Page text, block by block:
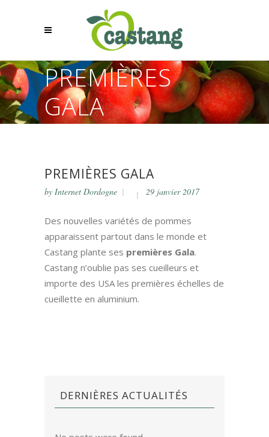
PREMIÈRES
GALA
PREMIÈRES GALA
by Internet Dordogne 29 janvier 2017
Des nouvelles variétés de pommes
apparaissent partout dans le monde et
Castang plante ses premières Gala.
Castang n’oublie pas ses cueilleurs et
importe des USA les premières échelles de
cueillette en aluminium.
DERNIÈRES ACTUALITÉS